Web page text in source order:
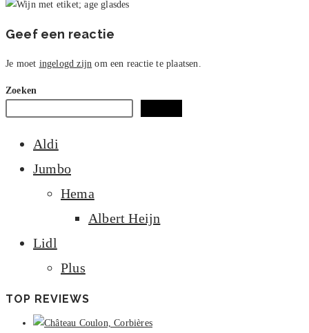
site
zoekpaneel
sluiten.
Geef een reactie
Je moet ingelogd zijn om een reactie te plaatsen.
Zoeken
Aldi
Jumbo
Hema
Albert Heijn
Lidl
Plus
TOP REVIEWS